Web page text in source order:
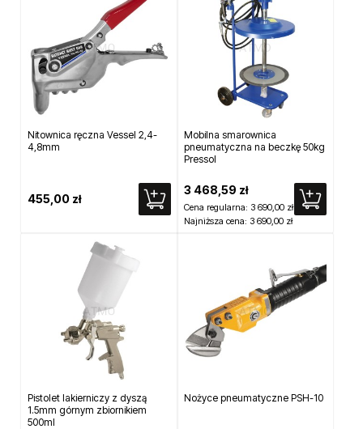
Nitownica ręczna Vessel 2,4-
4,8mm
455,00 zł
Mobilna smarownica
pneumatyczna na beczkę 50kg
Pressol
3 468,59 zł
Cena regularna: 3 690,00 zł
Najniższa cena: 3 690,00 zł
Pistolet lakierniczy z dyszą
1.5mm górnym zbiornikiem
500ml
Nożyce pneumatyczne PSH-10